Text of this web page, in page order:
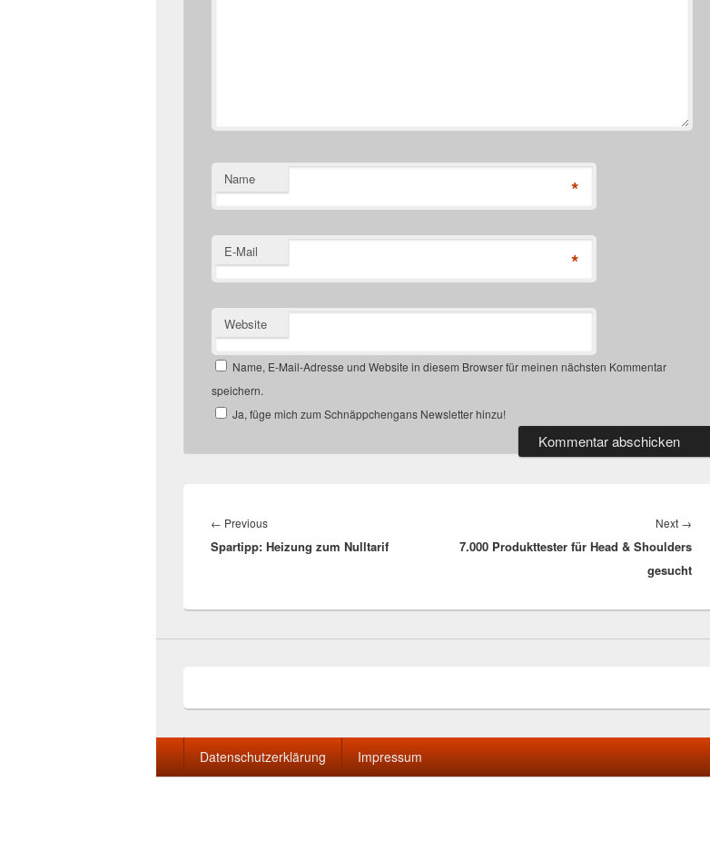
Name *
E-Mail *
Website
Name, E-Mail-Adresse und Website in diesem Browser für meinen nächsten Kommentar
speichern.
Ja, füge mich zum Schnäppchengans Newsletter hinzu!
← PreviousPrevious
post:
Spartipp: Heizung zum Nulltarif
Next →
post:
7.000 Produkttester für Head & Shoulders
gesucht
Seitenfuß-
Menü Datenschutzerklärung Impressum